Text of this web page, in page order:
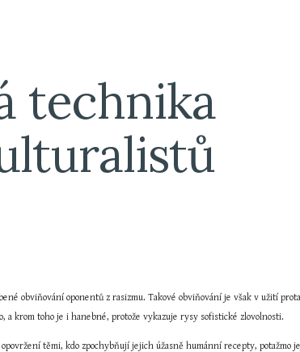
technika
obviňování oponentů z rasizmu. Takové obviňování je však v užití
krom toho je i hanebné, protože vykazuje rysy sofistické zlovolnosti.
těmi, kdo zpochybňují jejich úžasně humánní recepty, potažmo